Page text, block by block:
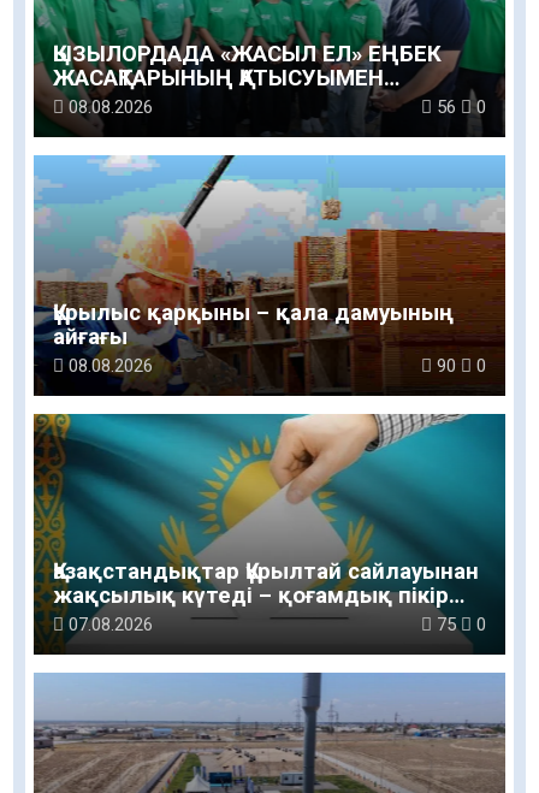
ҚЫЗЫЛОРДАДА «ЖАСЫЛ ЕЛ» ЕҢБЕК
ЖАСАҚТАРЫНЫҢ ҚАТЫСУЫМЕН
ЭКОЛОГИЯЛЫҚ СЕНБІЛІК ӨТТІ
08.08.2026 56 0
Құрылыс қарқыны – қала дамуының
айғағы
08.08.2026 90 0
Қазақстандықтар Құрылтай сайлауынан
жақсылық күтеді – қоғамдық пікір
зерттеуі
07.08.2026 75 0